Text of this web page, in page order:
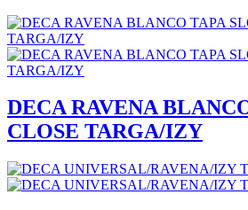
DECA RAVENA
CLOSE TARGA/IZY